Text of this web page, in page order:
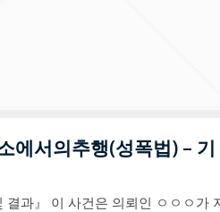
에서의추행(성폭법) – 기
결과』 이 사건은 의뢰인 ㅇㅇㅇ가